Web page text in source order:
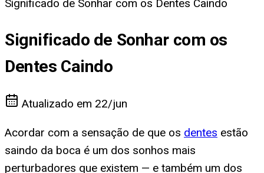
Significado de Sonhar com os Dentes Caindo
Significado de Sonhar com os
Dentes Caindo
Atualizado em 22/jun
Acordar com a sensação de que os dentes estão
saindo da boca é um dos sonhos mais
perturbadores que existem — e também um dos